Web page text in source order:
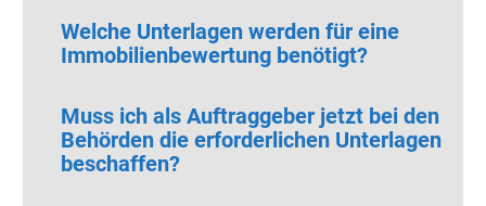
Welche Unterlagen werden für eine
Immobilienbewertung benötigt?
Muss ich als Auftraggeber jetzt bei den
Behörden die erforderlichen Unterlagen
beschaffen?